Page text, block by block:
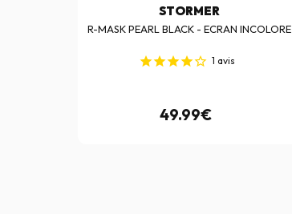
STORMER
R-MASK PEARL BLACK - ECRAN INCOLORE
1 avis
49.99€